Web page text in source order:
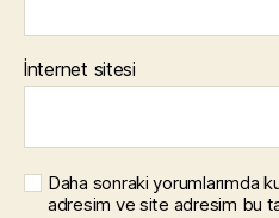
İnternet sitesi
Daha sonraki yorumlarımda
adresim ve site adresim bu